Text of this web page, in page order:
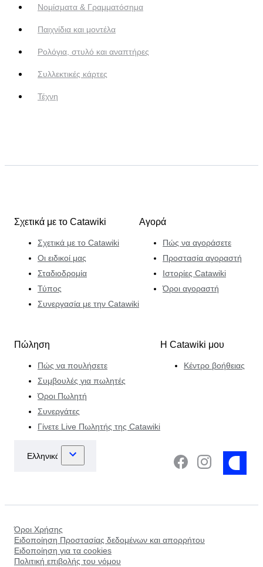
Νομίσματα & Γραμματόσημα
Παιχνίδια και μοντέλα
Ρολόγια, στυλό και αναπτήρες
Συλλεκτικές κάρτες
Τέχνη
Σχετικά με το Catawiki
Σχετικά με το Catawiki
Οι ειδικοί μας
Σταδιοδρομία
Τύπος
Συνεργασία με την Catawiki
Αγορά
Πώς να αγοράσετε
Προστασία αγοραστή
Ιστορίες Catawiki
Όροι αγοραστή
Πώληση
Πώς να πουλήσετε
Συμβουλές για πωλητές
Όροι Πωλητή
Συνεργάτες
Γίνετε Live Πωλητής της Catawiki
Η Catawiki μου
Κέντρο βοήθειας
Όροι Χρήσης
Ειδοποίηση Προστασίας δεδομένων και απορρήτου
Ειδοποίηση για τα cookies
Πολιτική επιβολής του νόμου